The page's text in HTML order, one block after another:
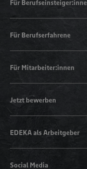
Für
Für Berufserfahrene
Für Mitarbeiter:innen
Jetzt bewerben
EDEKA als Arbeitgeber
Social Media